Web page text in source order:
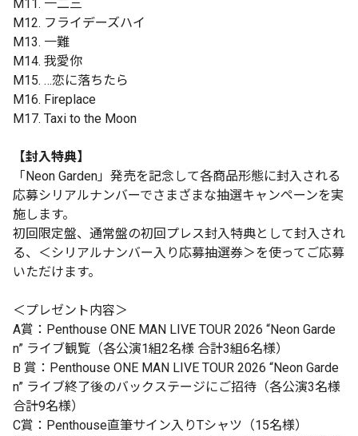
M11. 一二三
M12. フライデーズハイ
M13. 一難
M14. 我愛你
M15. …恋に落ちたら
M16. Fireplace
M17. Taxi to the Moon
【封入特典】
「Neon Garden」発売を記念して各商品形態に封入される
応募シリアルナンバーでさまざまな抽選キャンペーンを実
施します。
初回限定盤、通常盤の初回プレス封入特典として封入され
る、＜シリアルナンバー入り応募抽選券＞を使ってご応募
いただけます。
＜プレゼント内容＞
A賞：Penthouse ONE MAN LIVE TOUR 2026 “Neon Garde
n” ライブ観覧（各公演1組2名様 合計3組6名様）
B 賞：Penthouse ONE MAN LIVE TOUR 2026 “Neon Garde
n” ライブ終了後のバックステージにご招待（各公演3名様
合計9名様）
C賞：Penthouse直筆サイン入りTシャツ（15名様）